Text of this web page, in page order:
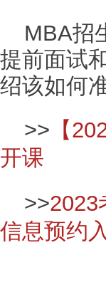
MBA招
提前面试
绍该如何
>> 【
开课
>>2023
信息预约